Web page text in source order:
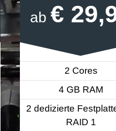
ab€
2 Cores
4 GB RAM
2 dedizierte
RAID 1